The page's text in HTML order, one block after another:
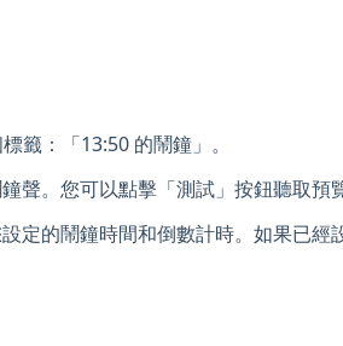
籤：「13:50 的鬧鐘」。
聲。您可以點擊「測試」按鈕聽取預覽
定的鬧鐘時間和倒數計時。如果已經